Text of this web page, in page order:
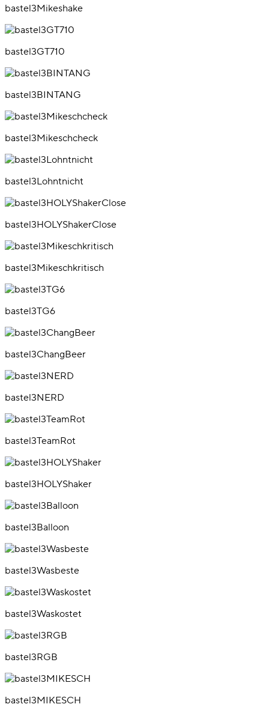
bastel3Mikeshake
bastel3GT710
bastel3BINTANG
bastel3Mikeschcheck
bastel3Lohntnicht
bastel3HOLYShakerClose
bastel3Mikeschkritisch
bastel3TG6
bastel3ChangBeer
bastel3NERD
bastel3TeamRot
bastel3HOLYShaker
bastel3Balloon
bastel3Wasbeste
bastel3Waskostet
bastel3RGB
bastel3MIKESCH